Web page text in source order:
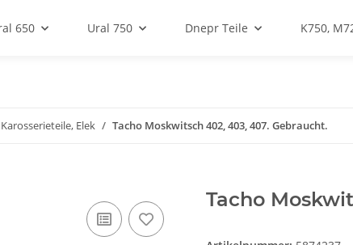
650 Ural 750 Dnepr Teile K750,
Elek Tacho Moskwitsch 402, 403, 407. Gebraucht.
Tacho